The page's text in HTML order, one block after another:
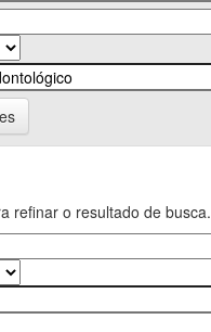
refinar o resultado de busca.